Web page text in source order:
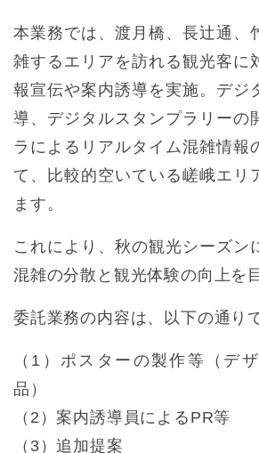
本業務では、渡月橋、長辻通、
雑するエリアを訪れる観光客に
報宣伝や案内誘導を実施。デジ
導、デジタルスタンプラリーの
ラによるリアルタイム混雑情報
て、比較的空いている嵯峨エリ
ます。
これにより、秋の観光シーズン
混雑の分散と観光体験の向上を
委託業務の内容は、以下の通り
（1）ポスターの製作等（デ
品）
（2）案内誘導員によるPR等
（3）追加提案